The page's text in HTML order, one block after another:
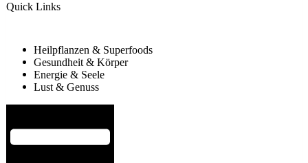
Quick Links
Heilpflanzen & Superfoods
Gesundheit & Körper
Energie & Seele
Lust & Genuss